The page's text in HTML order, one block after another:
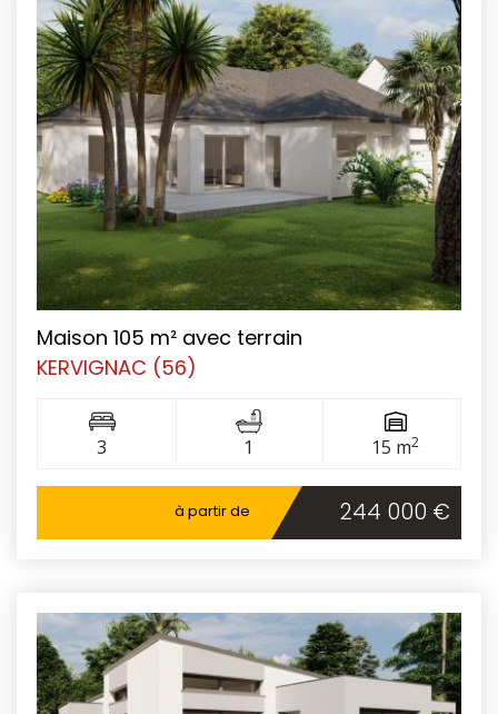
Maison 105 m² avec terrain
KERVIGNAC (56)
3 1 15 m2
à partir de 244 000 €